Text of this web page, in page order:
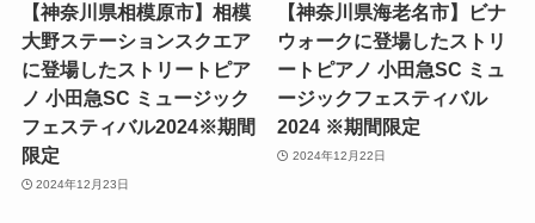
【神奈川県相模原市】相模
大野ステーションスクエア
に登場したストリートピア
ノ 小田急SC ミュージック
フェスティバル2024※期間
限定
2024年12月23日
【神奈川県海老名市】ビナ
ウォークに登場したストリ
ートピアノ 小田急SC ミュ
ージックフェスティバル
2024 ※期間限定
2024年12月22日